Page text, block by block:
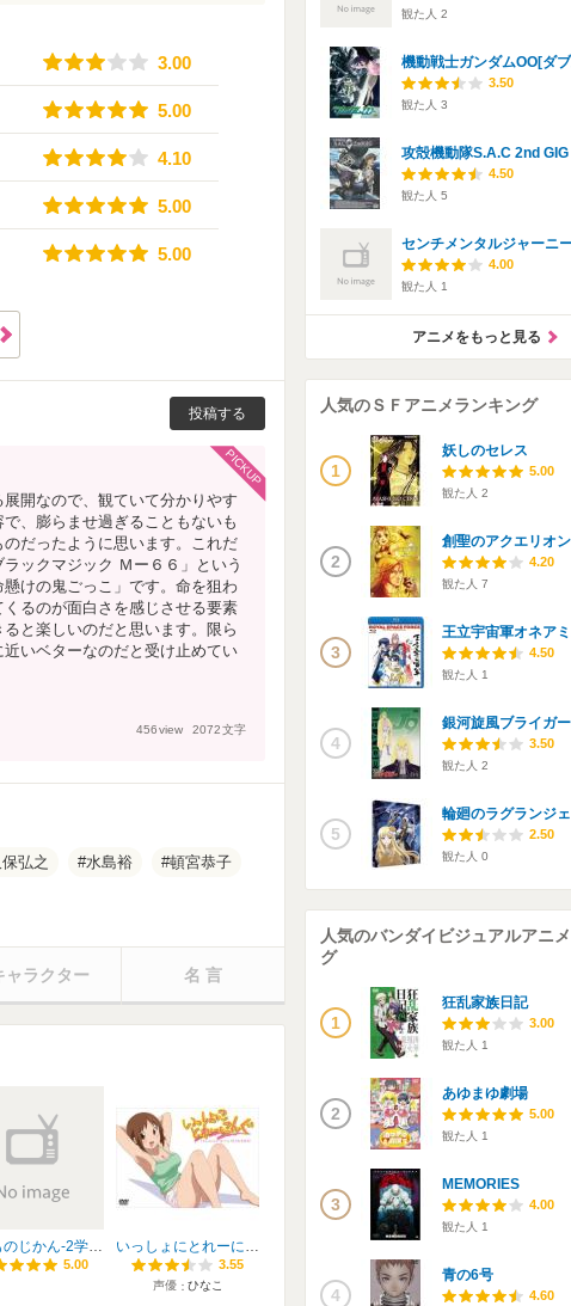
3.00
3.00
5.00
5.00
4.10
4.10
5.00
5.00
5.00
5.00
投稿する
開なので、観ていて分かりやす
、膨らませ過ぎることもないも
だったように思います。これだ
ックマジック Ｍー６６」という
けの鬼ごっこ」です。命を狙わ
るのが面白さを感じさせる要素
と楽しいのだと思います。限ら
いベターなのだと受け止めてい
456view 2072文字
PICKUP
弘之 水島裕 頓宮恭子
ャラクター 名言
こどものじかん-2学期 OVA
5.00
5.00
いっしょにとれーにんぐ
3.55
3.55
声優 ひなこ
観た人 2
機動戦士ガンダムOO[ダ
3.50
観た人 3
攻殻機動隊S.A.C 2nd GIG
4.50
観た人 5
センチメンタルジャーニ
4.00
観た人 1
アニメをもっと見る
人気のＳＦアニメランキング
1
妖しのセレス
5.00
観た人 2
2
創聖のアクエリオン
4.20
観た人 7
3
王立宇宙軍オネア
4.50
観た人 1
4
銀河旋風ブライガー
3.50
観た人 2
5
輪廻のラグランジ
2.50
観た人 0
人気のバンダイビジュアルアニ
グ
1
狂乱家族日記
3.00
観た人 1
2
あゆまゆ劇場
5.00
観た人 1
3
MEMORIES
4.00
観た人 1
4
青の6号
4.60